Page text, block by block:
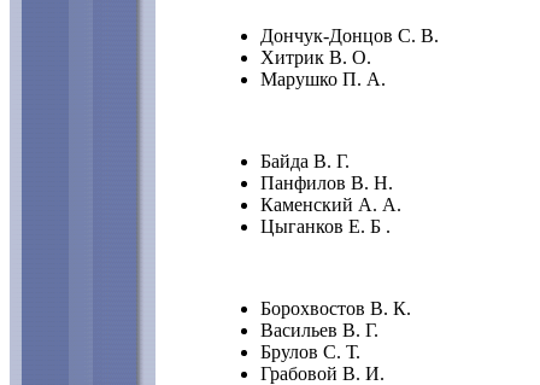
Дончук-Донцов С. В.
Хитрик В. О.
Марушко П. А.
Байда В. Г.
Панфилов В. Н.
Каменский А. А.
Цыганков Е. Б .
Борохвостов В. К.
Васильев В. Г.
Брулов С. Т.
Грабовой В. И.